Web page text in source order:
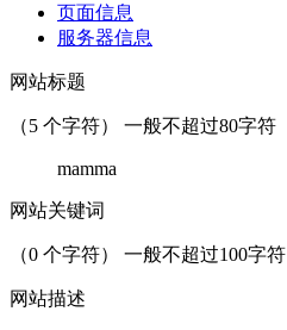
页面信息
服务器信息
网站标题
（5 个字符） 一般不超过80字符
mamma
网站关键词
（0 个字符） 一般不超过100字符
网站描述